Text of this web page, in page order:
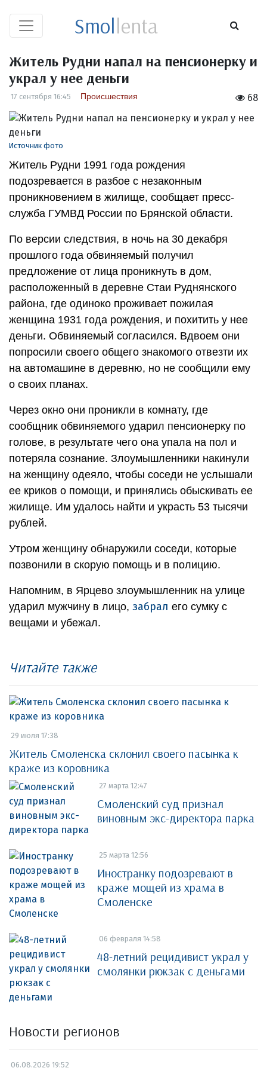
Smollenta
Житель Рудни напал на пенсионерку и
украл у нее деньги
68
17 сентября 16:45 Происшествия
Источник фото
Житель Рудни 1991 года рождения
подозревается в разбое с незаконным
проникновением в жилище, сообщает пресс-
служба ГУМВД России по Брянской области.
По версии следствия, в ночь на 30 декабря
прошлого года обвиняемый получил
предложение от лица проникнуть в дом,
расположенный в деревне Стаи Руднянского
района, где одиноко проживает пожилая
женщина 1931 года рождения, и похитить у нее
деньги. Обвиняемый согласился. Вдвоем они
попросили своего общего знакомого отвезти их
на автомашине в деревню, но не сообщили ему
о своих планах.
Через окно они проникли в комнату, где
сообщник обвиняемого ударил пенсионерку по
голове, в результате чего она упала на пол и
потеряла сознание. Злоумышленники накинули
на женщину одеяло, чтобы соседи не услышали
ее криков о помощи, и принялись обыскивать ее
жилище. Им удалось найти и украсть 53 тысячи
рублей.
Утром женщину обнаружили соседи, которые
позвонили в скорую помощь и в полицию.
Напомним, в Ярцево злоумышленник на улице
ударил мужчину в лицо, забрал его сумку с
вещами и убежал.
Читайте также
29 июля 17:38
Житель Смоленска склонил своего пасынка к
краже из коровника
27 марта 12:47
Смоленский суд признал
виновным экс-директора парка
25 марта 12:56
Иностранку подозревают в
краже мощей из храма в
Смоленске
06 февраля 14:58
48-летний рецидивист украл у
смолянки рюкзак с деньгами
Новости регионов
06.08.2026 19:52